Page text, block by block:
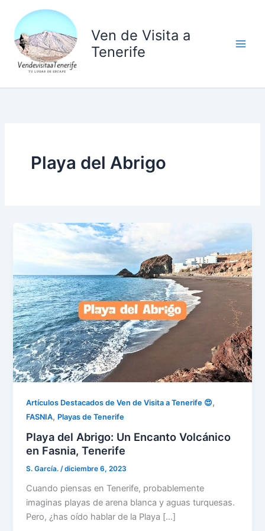
contenido
Ven de Visita a
Tenerife
Playa del Abrigo
Artículos Destacados de Ven de Visita a Tenerife 😍,
FASNIA, Playas de Tenerife
Playa del Abrigo: Un Encanto Volcánico
en Fasnia, Tenerife
S. García./diciembre 6, 2023
Cuando piensas en Tenerife, probablemente
imaginas playas de arena blanca y aguas turquesas.
Pero, ¿has oído hablar de la Playa […]